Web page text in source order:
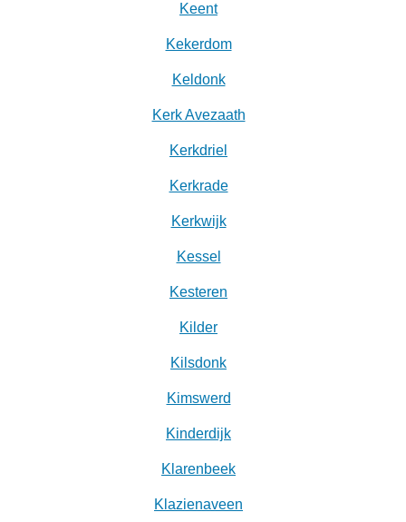
Keent
Kekerdom
Keldonk
Kerk Avezaath
Kerkdriel
Kerkrade
Kerkwijk
Kessel
Kesteren
Kilder
Kilsdonk
Kimswerd
Kinderdijk
Klarenbeek
Klazienaveen